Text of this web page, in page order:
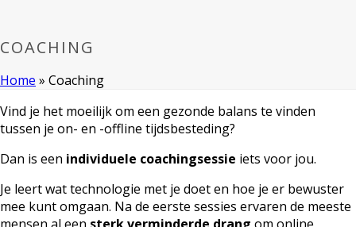
COACHING
Home » Coaching
Vind je het moeilijk om een gezonde balans te vinden
tussen je on- en -offline tijdsbesteding?
Dan is een individuele coachingsessie iets voor jou.
Je leert wat technologie met je doet en hoe je er bewuster
mee kunt omgaan. Na de eerste sessies ervaren de meeste